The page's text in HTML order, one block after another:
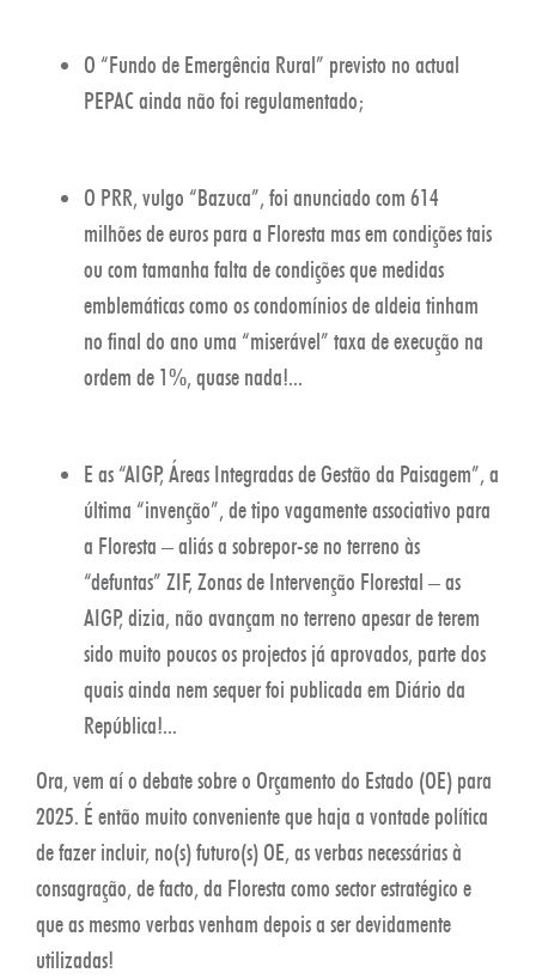
O “Fundo de Emergência Rural” previsto no actual
PEPAC ainda não foi regulamentado;
O PRR, vulgo “Bazuca”, foi anunciado com 614
milhões de euros para a Floresta mas em condições tais
ou com tamanha falta de condições que medidas
emblemáticas como os condomínios de aldeia tinham
no final do ano uma “miserável” taxa de execução na
ordem de 1%, quase nada!...
E as “AIGP, Áreas Integradas de Gestão da Paisagem”, a
última “invenção”, de tipo vagamente associativo para
a Floresta – aliás a sobrepor-se no terreno às
“defuntas” ZIF, Zonas de Intervenção Florestal – as
AIGP, dizia, não avançam no terreno apesar de terem
sido muito poucos os projectos já aprovados, parte dos
quais ainda nem sequer foi publicada em Diário da
República!...
Ora, vem aí o debate sobre o Orçamento do Estado (OE) para
2025. É então muito conveniente que haja a vontade política
de fazer incluir, no(s) futuro(s) OE, as verbas necessárias à
consagração, de facto, da Floresta como sector estratégico e
que as mesmo verbas venham depois a ser devidamente
utilizadas!